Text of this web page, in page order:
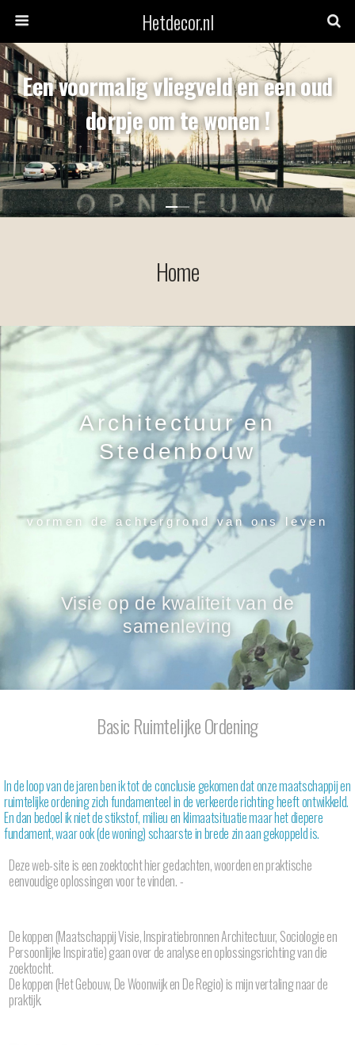
Hetdecor.nl
Een voormalig vliegveld en een oud
dorpje om te wonen !
Home
Architectuur en
Stedenbouw
vormen de achtergrond van ons leven
Visie op de kwaliteit van de
samenleving
Basic Ruimtelijke Ordening
In de loop van de jaren ben ik tot de conclusie gekomen dat onze maatschappij en
ruimtelijke ordening zich fundamenteel in de verkeerde richting heeft ontwikkeld.
En dan bedoel ik niet de stikstof, milieu en klimaatsituatie maar het diepere
fundament, waar ook (de woning) schaarste in brede zin aan gekoppeld is.
Deze web-site is een zoektocht hier gedachten, woorden en praktische
eenvoudige oplossingen voor te vinden. -
De koppen (Maatschappij Visie, Inspiratiebronnen Architectuur, Sociologie en
Persoonlijke Inspiratie) gaan over de analyse en oplossingsrichting van die
zoektocht.
De koppen (Het Gebouw, De Woonwijk en De Regio) is mijnvertaling naar de
praktijk.